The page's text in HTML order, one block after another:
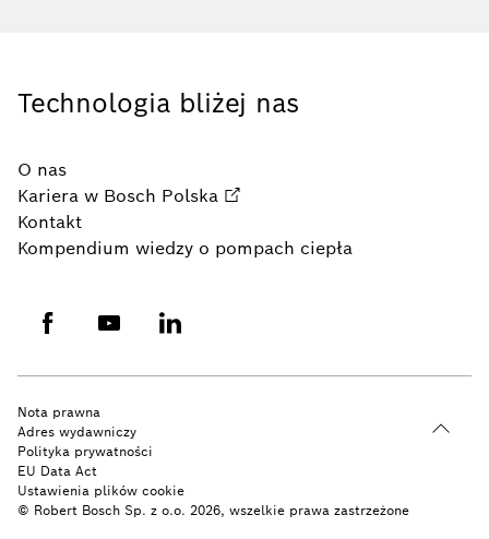
Technologia bliżej nas
O nas
Kariera w Bosch Polska
Kontakt
Kompendium wiedzy o pompach ciepła
© Robert Bosch Sp. z o.o. 2026, wszelkie prawa zastrzeżone
Nota prawna
Adres wydawniczy
Polityka prywatności
EU Data Act
Ustawienia plików cookie